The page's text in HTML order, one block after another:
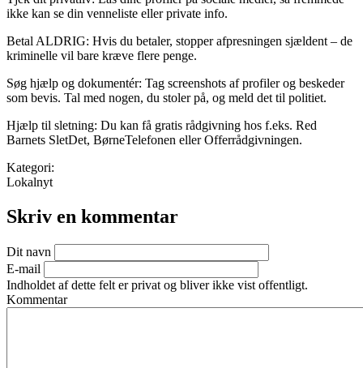
ikke kan se din venneliste eller private info.
Betal ALDRIG: Hvis du betaler, stopper afpresningen sjældent – de
kriminelle vil bare kræve flere penge.
Søg hjælp og dokumentér: Tag screenshots af profiler og beskeder
som bevis. Tal med nogen, du stoler på, og meld det til politiet.
Hjælp til sletning: Du kan få gratis rådgivning hos f.eks. Red
Barnets SletDet, BørneTelefonen eller Offerrådgivningen.
Kategori:
Lokalnyt
Skriv en kommentar
Dit navn
E-mail
Indholdet af dette felt er privat og bliver ikke vist offentligt.
Kommentar